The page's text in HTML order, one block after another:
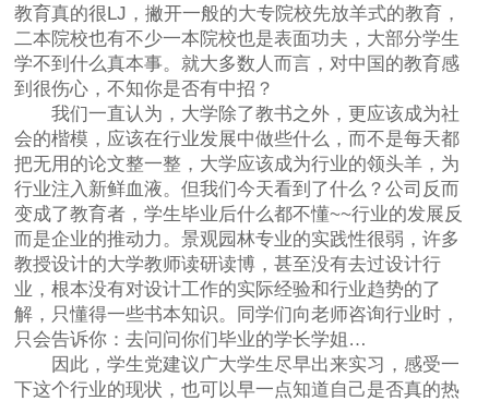
教育真的很LJ，撇开一般的大专院校先放羊式的教育，
二本院校也有不少一本院校也是表面功夫，大部分学生
学不到什么真本事。就大多数人而言，对中国的教育感
到很伤心，不知你是否有中招？
我们一直认为，大学除了教书之外，更应该成为社
会的楷模，应该在行业发展中做些什么，而不是每天都
把无用的论文整一整，大学应该成为行业的领头羊，为
行业注入新鲜血液。但我们今天看到了什么？公司反而
变成了教育者，学生毕业后什么都不懂~~行业的发展反
而是企业的推动力。景观园林专业的实践性很弱，许多
教授设计的大学教师读研读博，甚至没有去过设计行
业，根本没有对设计工作的实际经验和行业趋势的了
解，只懂得一些书本知识。同学们向老师咨询行业时，
只会告诉你：去问问你们毕业的学长学姐…
因此，学生党建议广大学生尽早出来实习，感受一
下这个行业的现状，也可以早一点知道自己是否真的热